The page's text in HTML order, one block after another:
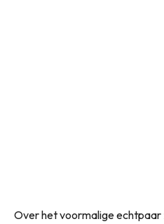
Over het voormalige echtpaar